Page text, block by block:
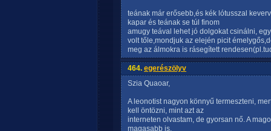
teának már erősebb,és kék lótusszal
kapar és teának se túl finom
amugy teával lehet jó dolgokat csinálni,
volt tőle,mondjuk az elején picit
meg az álmokra is rásegített
464. egerészölyv
Szia Quaoar,
A leonotist nagyon könnyű termeszteni,
kell öntözni, mint azt az
interneten olvastam, de gyorsan nő. A
magasabb is.